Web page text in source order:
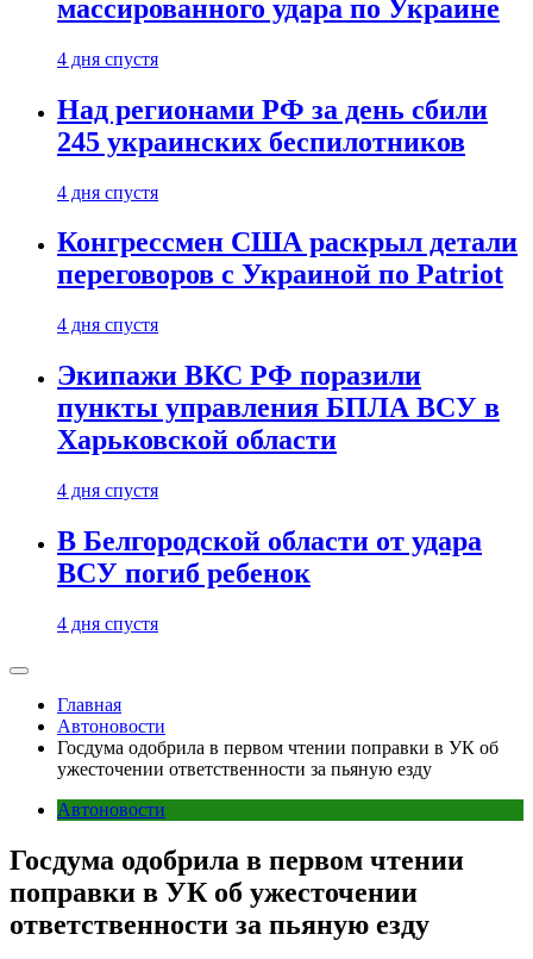
массированного удара по Украине
4 дня спустя
Над регионами РФ за день сбили
245 украинских беспилотников
4 дня спустя
Конгрессмен США раскрыл детали
переговоров с Украиной по Patriot
4 дня спустя
Экипажи ВКС РФ поразили
пункты управления БПЛА ВСУ в
Харьковской области
4 дня спустя
В Белгородской области от удара
ВСУ погиб ребенок
4 дня спустя
Главная
Автоновости
Госдума одобрила в первом чтении поправки в УК об
ужесточении ответственности за пьяную езду
Автоновости
Госдума одобрила в первом чтении
поправки в УК об ужесточении
ответственности за пьяную езду